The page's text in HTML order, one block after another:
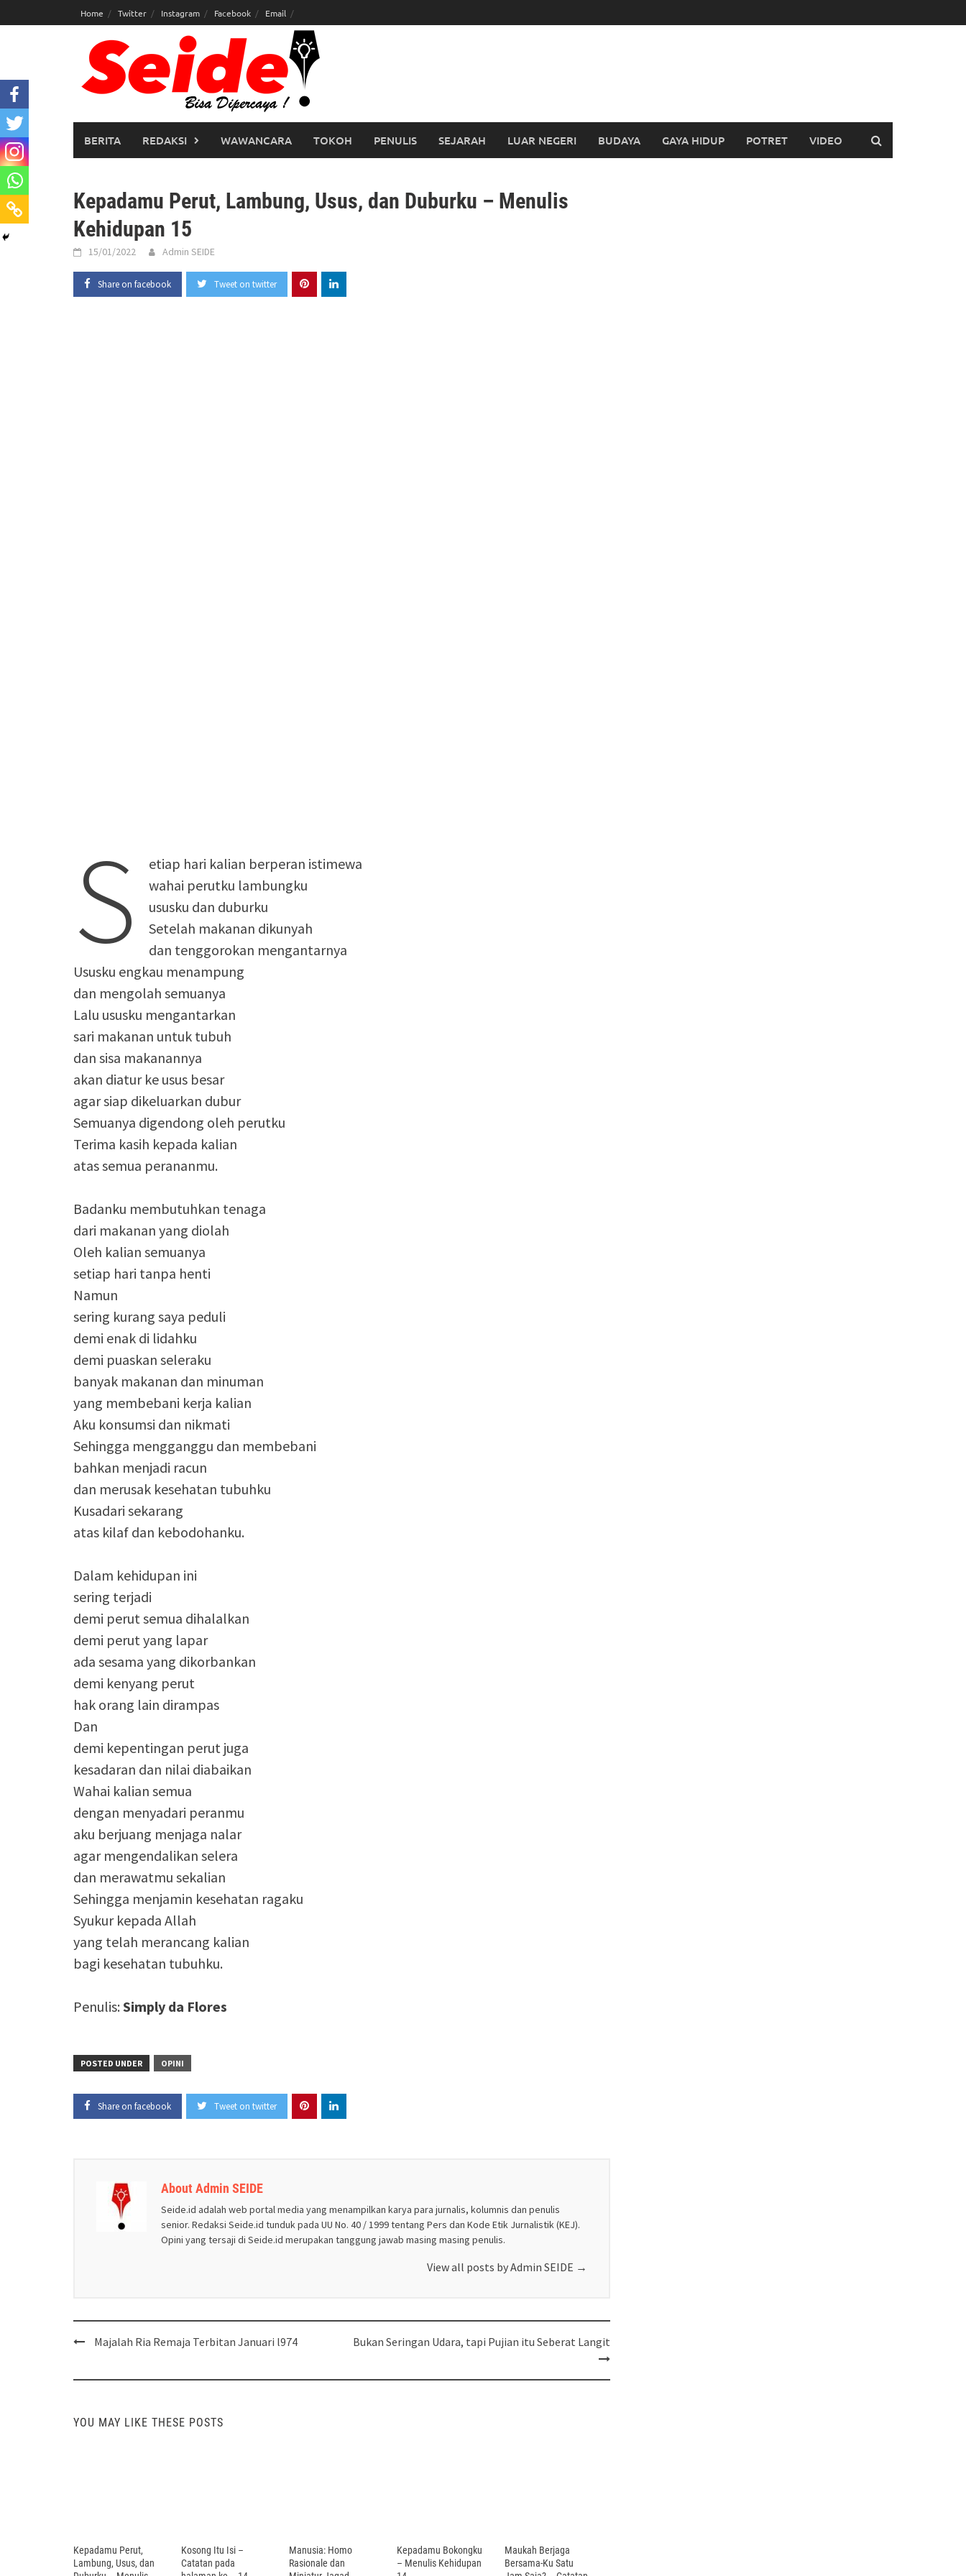
to
Home Twitter Instagram Facebook Email
BERITA REDAKSI WAWANCARA TOKOH PENULIS SEJARAH LUAR NEGERI BUDAYA GAYA HIDUP POTRET VIDEO
Kepadamu Perut, Lambung, Usus, dan Duburku – Menulis
Kehidupan 15
15/01/2022 Admin SEIDE
Share on facebook Tweet on twitter
S
etiap hari kalian berperan istimewa
wahai perutku lambungku
ususku dan duburku
Setelah makanan dikunyah
dan tenggorokan mengantarnya
Ususku engkau menampung
dan mengolah semuanya
Lalu ususku mengantarkan
sari makanan untuk tubuh
dan sisa makanannya
akan diatur ke usus besar
agar siap dikeluarkan dubur
Semuanya digendong oleh perutku
Terima kasih kepada kalian
atas semua perananmu.
Badanku membutuhkan tenaga
dari makanan yang diolah
Oleh kalian semuanya
setiap hari tanpa henti
Namun
sering kurang saya peduli
demi enak di lidahku
demi puaskan seleraku
banyak makanan dan minuman
yang membebani kerja kalian
Aku konsumsi dan nikmati
Sehingga mengganggu dan membebani
bahkan menjadi racun
dan merusak kesehatan tubuhku
Kusadari sekarang
atas kilaf dan kebodohanku.
Dalam kehidupan ini
sering terjadi
demi perut semua dihalalkan
demi perut yang lapar
ada sesama yang dikorbankan
demi kenyang perut
hak orang lain dirampas
Dan
demi kepentingan perut juga
kesadaran dan nilai diabaikan
Wahai kalian semua
dengan menyadari peranmu
aku berjuang menjaga nalar
agar mengendalikan selera
dan merawatmu sekalian
Sehingga menjamin kesehatan ragaku
Syukur kepada Allah
yang telah merancang kalian
bagi kesehatan tubuhku.
Penulis: Simply da Flores
POSTED UNDER OPINI
Share on facebook Tweet on twitter
About Admin SEIDE
Seide.id adalah web portal media yang menampilkan karya para jurnalis, kolumnis dan penulis
senior. Redaksi Seide.id tunduk pada UU No. 40 / 1999 tentang Pers dan Kode Etik Jurnalistik (KEJ).
Opini yang tersaji di Seide.id merupakan tanggung jawab masing masing penulis.
View all posts by Admin SEIDE →
PostMajalah Ria Remaja Terbitan Januari l974 Bukan Seringan Udara, tapi Pujian itu Seberat Langit
YOU MAY LIKE THESE POSTS
Kepadamu Perut,
Lambung, Usus, dan
Kosong Itu Isi –
Catatan pada
Manusia: Homo
Rasionale dan
Kepadamu Bokongku
– Menulis Kehidupan
Maukah Berjaga
Bersama-Ku Satu